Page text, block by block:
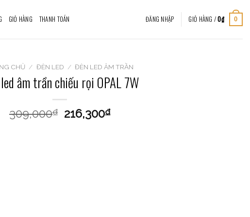
GIỎ HÀNG THANH TOÁN ĐĂNG NHẬP GIỎ HÀNG /0₫ 0
CHỦ / ĐÈN LED / ĐÈN LED ÂM TRẦN
âm trần chiếu rọi OPAL 7W
309,000₫ 216,300₫